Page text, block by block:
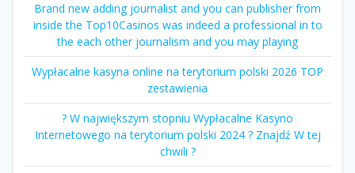
Brand new adding journalist and you can publisher from
inside the Top10Casinos was indeed a professional in to
the each other journalism and you may playing
Wypłacalne kasyna online na terytorium polski 2026 TOP
zestawienia
? W największym stopniu Wypłacalne Kasyno
Internetowego na terytorium polski 2024 ? Znajdź W tej
chwili ?